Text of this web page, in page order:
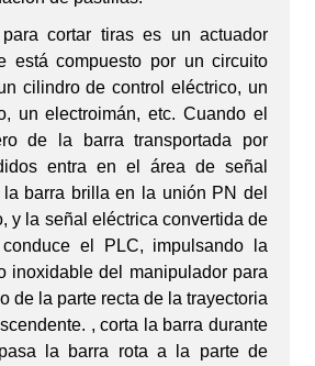
cortar tiras es un actuador
está compuesto por un circuito
cilindro de control eléctrico, un
un electroimán, etc. Cuando el
de la barra transportada por
entra en el área de señal
barra brilla en la unión PN del
y la señal eléctrica convertida de
el PLC, impulsando la
inoxidable del manipulador para
de la parte recta de la trayectoria
, corta la barra durante
la barra rota a la parte de